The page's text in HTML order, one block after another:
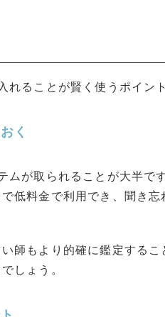
れることが賢く使うポイン
く
ムが取られることが大半で
低料金で利用でき、聞き忘
師もより的確に鑑定するこ
しょう。